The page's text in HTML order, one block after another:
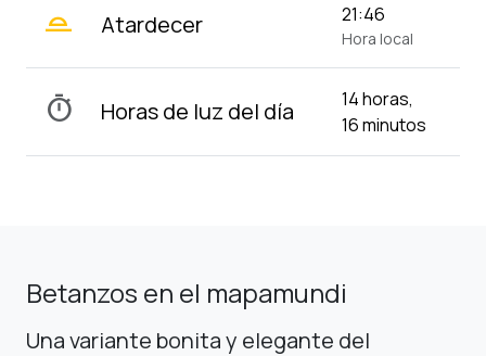
wb_twilight_2 Atardecer 21:46
Hora local
timer Horas de luz del día
14 horas,
16 minutos
Betanzos en el mapamundi
Una variante bonita y elegante del